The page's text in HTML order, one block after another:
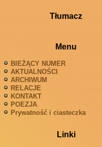
Tłumacz
Menu
BIEŻĄCY NUMER
AKTUALNOŚCI
ARCHIWUM
RELACJE
KONTAKT
POEZJA
Prywatność i ciasteczka
Linki